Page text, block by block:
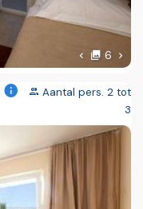
Vorige foto
6
Aantal pers. 2 tot
3